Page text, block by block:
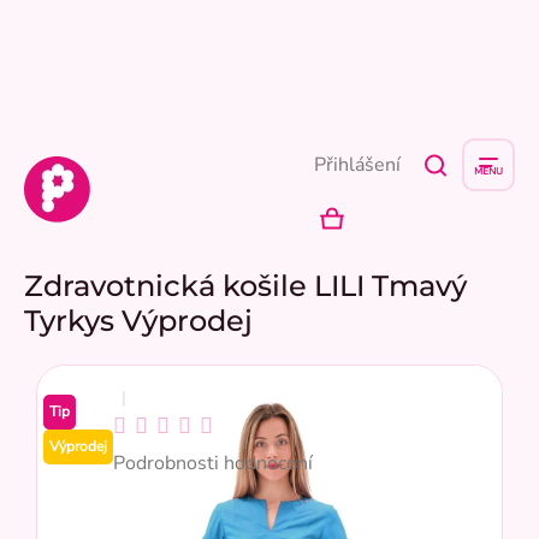
Přihlášení
NÁKUPNÍ
Zdravotnická košile LILI Tmavý
Tyrkys Výprodej
Tip
Výprodej
Průměrné
hodnocení
Podrobnosti hodnocení